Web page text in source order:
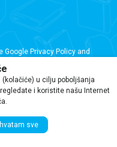
Google Privacy Policyand
ovoj veb stranici mogu sadržati
podatke pre kupovine.
u cilju poboljšanja
i koristite našu Internet
sve